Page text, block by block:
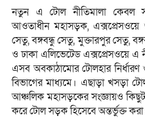
নতুন এ টোল নীতিমালা কেবল
আওতাধীন মহাসড়ক, এক্সপ্রেসওয়ে
সেতু, বঙ্গবন্ধু সেতু, মুক্তারপুর সেতু,
ও ঢাকা এলিভেটেড এক্সপ্রেসওয়ে এ
এসব অবকাঠামোর টোলহার
বিভাগের মাধ্যমে। এছাড়া খসড়া
আঞ্চলিক মহাসড়কের সংজ্ঞায়ও
করে টোল সড়ক হিসেবে অন্তর্ভুক্ত